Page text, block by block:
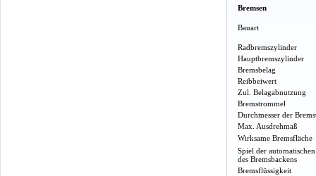
Bremsen
Bauart
Radbremszylinder
Hauptbremszylinder
Bremsbelag
Reibbeiwert
Zul. Belagabnutzung
Bremstrommel
Durchmesser der
Max. Ausdrehmaß
Wirksame Bremsfläche
Spiel der
des Bremsbackens
Bremsflüssigkeit